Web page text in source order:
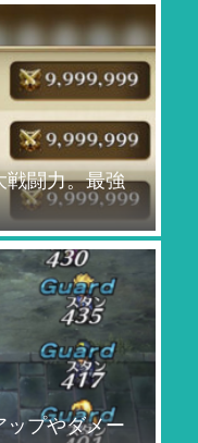
戦闘力。最強
ップやダメー